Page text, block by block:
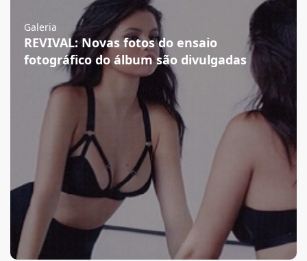
Galeria
REVIVAL: Novas fotos do ensaio
fotográfico do álbum são divulgadas